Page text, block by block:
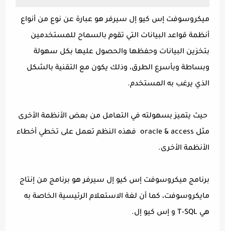
ميكروسوفت إس كيو إل سيرفر هو عبارة عن نوع من أنواع
أنظمة قواعد البيانات التي تقوم بالسماح للمستخدمين
بتخزين البيانات وحفظها والحصول عليها بكل سهولة
وبساطة وبأسرع الطرق، وذلك يكون مع التقنية بالشكل
الذي يرغب به المستخدم.
حيث يتميز بسهولته في التعامل من بعض الأنظمة الأخرى
مثل oracle & access فهذه النظم تعمل على تخطي أخطاء
الأنظمة الأخرى.
برنامج ميكروسوفت إس كيو إل سيرفر هو برنامج من إنتاج
مايكروسوفت، كما أن لغة الاستعلام الرئيسية الخاصة به
هي T-SQL و إس كيو إل.